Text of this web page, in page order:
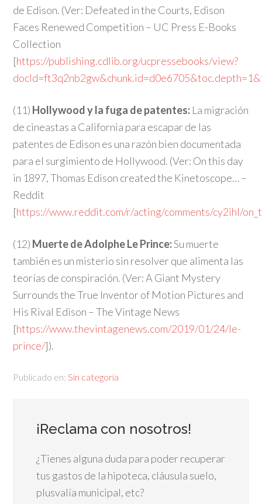
de Edison. (Ver: Defeated in the Courts, Edison
Faces Renewed Competition – UC Press E-Books
Collection
[https://publishing.cdlib.org/ucpressebooks/view?
(11) Hollywood y la fuga de patentes: La migración
de cineastas a California para escapar de las
patentes de Edison es una razón bien documentada
para el surgimiento de Hollywood. (Ver: On this day
in 1897, Thomas Edison created the Kinetoscope… –
Reddit
[https://www.reddit.com/r/acting/comments/cy2ihl/
(12) Muerte de Adolphe Le Prince:Su muerte
también es un misterio sin resolver que alimenta las
teorías de conspiración. (Ver: A Giant Mystery
Surrounds the True Inventor of Motion Pictures and
His Rival Edison – The Vintage News
[https://www.thevintagenews.com/2019/01/24/le-
prince/]).
Publicado en:Sin categoría
¡Reclama con nosotros!
¿Tienes alguna duda para poder recuperar
tus gastos de la hipoteca, cláusula suelo,
plusvalía municipal, etc?